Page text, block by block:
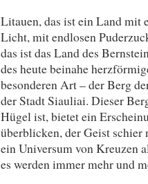
Litauen, das ist ein Land mit
Licht, mit endlosen
das ist das Land des
des heute beinahe
besonderen Art – der Berg
der Stadt Siauliai. Dieser
Hügel ist, bietet ein
überblicken, der Geist
ein Universum von Kreuzen
es werden immer mehr und